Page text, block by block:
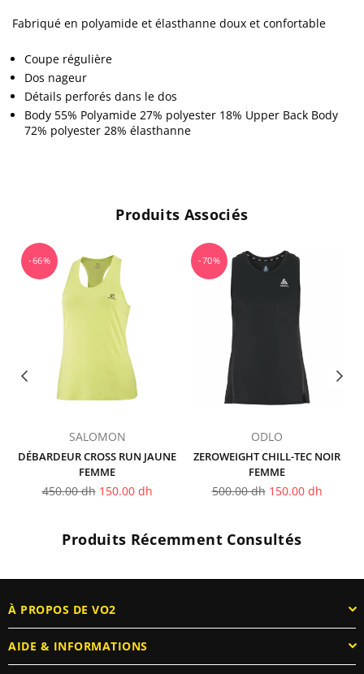
Fabriqué en polyamide et élasthanne doux et confortable
Coupe régulière
Dos nageur
Détails perforés dans le dos
Body 55% Polyamide 27% polyester 18% Upper Back Body
72% polyester 28% élasthanne
Produits Associés
-66%
SALOMON
DÉBARDEUR CROSS RUN JAUNE
FEMME
Prix
450.00 dh 150.00 dh
-70%
ODLO
ZEROWEIGHT CHILL-TEC NOIR
FEMME
Prix
500.00 dh 150.00 dh
Produits Récemment Consultés
À PROPOS DE VO2
AIDE & INFORMATIONS